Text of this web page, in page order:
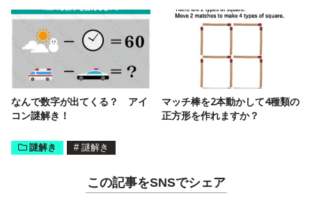
なんで数字が出てくる？ アイ
コン謎解き！
マッチ棒を2本動かして4種類の
正方形を作れますか？
謎解き # 謎解き
この記事をSNSでシェア